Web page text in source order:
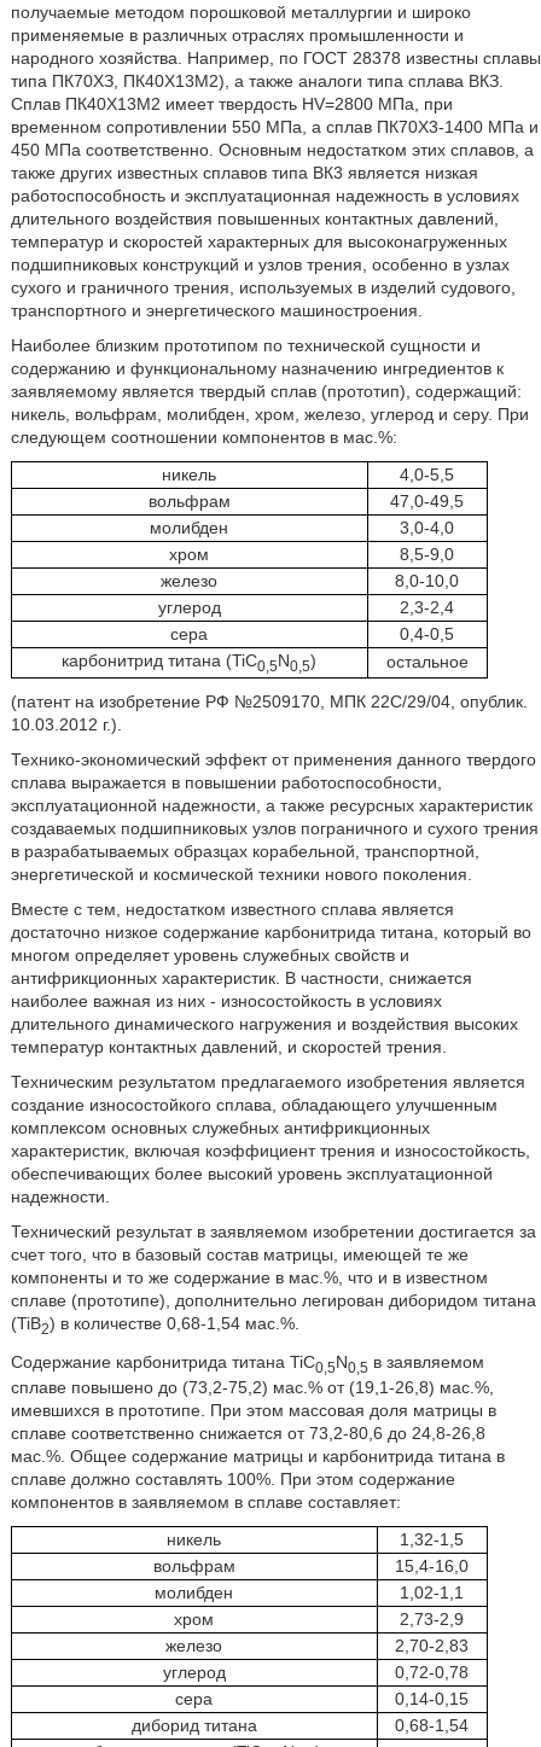
получаемые методом порошковой металлургии и широко
применяемые в различных отраслях промышленности и
народного хозяйства. Например, по ГОСТ 28378 известны сплавы
типа ПК70ХЗ, ПК40Х13М2), а также аналоги типа сплава ВКЗ.
Сплав ПК40Х13М2 имеет твердость HV=2800 МПа, при
временном сопротивлении 550 МПа, а сплав ПК70Х3-1400 МПа и
450 МПа соответственно. Основным недостатком этих сплавов, а
также других известных сплавов типа ВК3 является низкая
работоспособность и эксплуатационная надежность в условиях
длительного воздействия повышенных контактных давлений,
температур и скоростей характерных для высоконагруженных
подшипниковых конструкций и узлов трения, особенно в узлах
сухого и граничного трения, используемых в изделий судового,
транспортного и энергетического машиностроения.
Наиболее близким прототипом по технической сущности и
содержанию и функциональному назначению ингредиентов к
заявляемому является твердый сплав (прототип), содержащий:
никель, вольфрам, молибден, хром, железо, углерод и серу. При
следующем соотношении компонентов в мас.%:
никель
4,0-5,5
вольфрам
47,0-49,5
молибден
3,0-4,0
хром
8,5-9,0
железо
8,0-10,0
углерод
2,3-2,4
сера
0,4-0,5
карбонитрид титана (TiC0,5N0,5) остальное
(патент на изобретение РФ №2509170, МПК 22С/29/04, опублик.
10.03.2012 г.).
Технико-экономический эффект от применения данного твердого
сплава выражается в повышении работоспособности,
эксплуатационной надежности, а также ресурсных характеристик
создаваемых подшипниковых узлов пограничного и сухого трения
в разрабатываемых образцах корабельной, транспортной,
энергетической и космической техники нового поколения.
Вместе с тем, недостатком известного сплава является
достаточно низкое содержание карбонитрида титана, который во
многом определяет уровень служебных свойств и
антифрикционных характеристик. В частности, снижается
наиболее важная из них - износостойкость в условиях
длительного динамического нагружения и воздействия высоких
температур контактных давлений, и скоростей трения.
Техническим результатом предлагаемого изобретения является
создание износостойкого сплава, обладающего улучшенным
комплексом основных служебных антифрикционных
характеристик, включая коэффициент трения и износостойкость,
обеспечивающих более высокий уровень эксплуатационной
надежности.
Технический результат в заявляемом изобретении достигается за
счет того, что в базовый состав матрицы, имеющей те же
компоненты и то же содержание в мас.%, что и в известном
сплаве (прототипе), дополнительно легирован диборидом титана
(TiB2) в количестве 0,68-1,54 мас.%.
Содержание карбонитрида титана TiC0,5N0,5 в заявляемом
сплаве повышено до (73,2-75,2) мас.% от (19,1-26,8) мас.%,
имевшихся в прототипе. При этом массовая доля матрицы в
сплаве соответственно снижается от 73,2-80,6 до 24,8-26,8
мас.%. Общее содержание матрицы и карбонитрида титана в
сплаве должно составлять 100%. При этом содержание
компонентов в заявляемом в сплаве составляет:
никель
1,32-1,5
вольфрам
15,4-16,0
молибден
1,02-1,1
хром
2,73-2,9
железо
2,70-2,83
углерод
0,72-0,78
сера
0,14-0,15
диборид титана
0,68-1,54